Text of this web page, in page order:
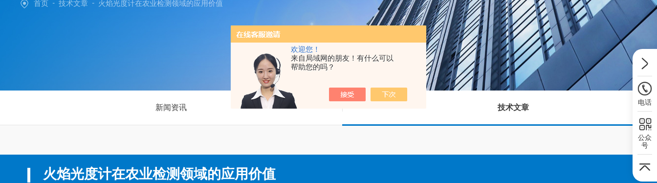
欢迎您！
来自局域网的朋友！有什么可以
帮助您的吗？
首页 - 技术文章 - 火焰光度计在农业检测领域的应用价值
新闻资讯 技术文章
火焰光度计在农业检测领域的应用价值
电话
公众
号